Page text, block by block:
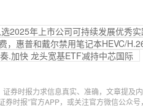
2025年上市公司可持续发展优秀
，惠普和戴尔禁用笔记本HEVC/
奏.加快 龙头宽基ETF减持中芯国际
证券时报力求信息真实、准确，文章提及
券时报”官方APP，或关注官方微信公众